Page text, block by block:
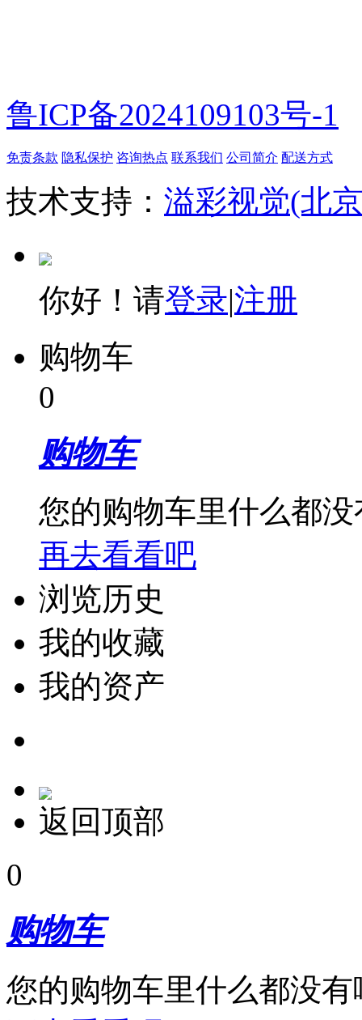
鲁ICP备2024109103号-1
免责条款 隐私保护 咨询热点 联系我们 公司简介 配送方式
技术支持： 溢彩视觉(北
你好！请登录|注册
购物车
0
购物车
您的购物车里什么都没
再去看看吧
浏览历史
我的收藏
我的资产
返回顶部
0
购物车
您的购物车里什么都没有